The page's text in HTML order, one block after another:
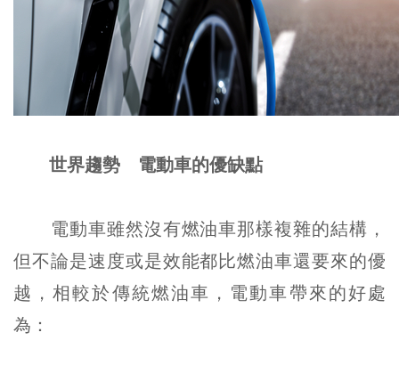
世界趨勢 電動車的優缺點
電動車雖然沒有燃油車那樣複雜的結構，
但不論是速度或是效能都比燃油車還要來的優
越，相較於傳統燃油車，電動車帶來的好處
為：